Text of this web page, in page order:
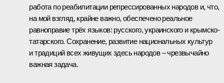
работа по реабилитации репрессированных народов и, что,
на мой взгляд, крайне важно, обеспечено реальное
равноправие трёх языков: русского, украинского и крымско-
татарского. Сохранение, развитие национальных культур
и традиций всех живущих здесь народов – чрезвычайно
важная задача.